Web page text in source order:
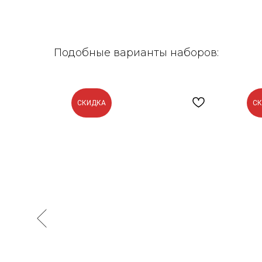
Подобные варианты наборов:
СКИДКА